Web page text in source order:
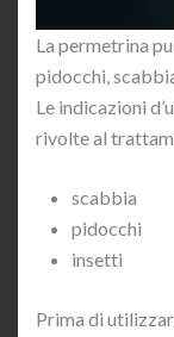
La permetrina
pidocchi,
Le indicazioni
rivolte al
scabbia
pidocchi
insetti
Prima di